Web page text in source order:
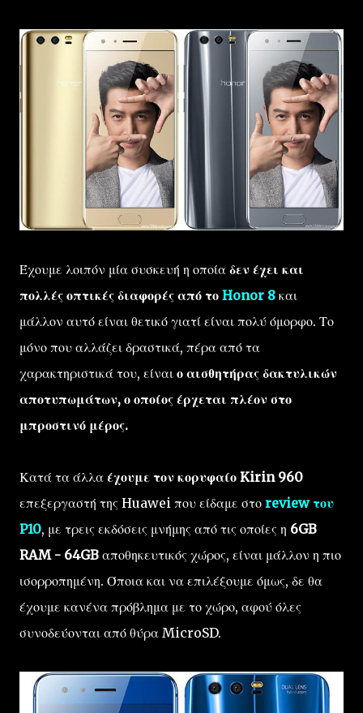
Έχουμε λοιπόν μία συσκευή η οποία δεν έχει και
πολλές οπτικές διαφορές από το Honor 8 και
μάλλον αυτό είναι θετικό γιατί είναι πολύ όμορφο. Το
μόνο που αλλάζει δραστικά, πέρα από τα
χαρακτηριστικά του, είναι ο αισθητήρας δακτυλικών
αποτυπωμάτων, ο οποίος έρχεται πλέον στο
μπροστινό μέρος.
Κατά τα άλλα έχουμε τον κορυφαίο Kirin 960
επεξεργαστή της Huawei που είδαμε στο review του
P10, με τρεις εκδόσεις μνήμης από τις οποίες η 6GB
RAM - 64GB αποθηκευτικός χώρος, είναι μάλλον η πιο
ισορροπημένη. Όποια και να επιλέξουμε όμως, δε θα
έχουμε κανένα πρόβλημα με το χώρο, αφού όλες
συνοδεύονται από θύρα MicroSD.